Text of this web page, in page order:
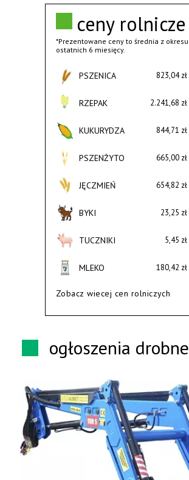
ceny rolnicze
*Prezentowane ceny to średnia z okresu
ostatnich 6 miesięcy.
PSZENICA 823,04 zł
RZEPAK 2.241,68 zł
KUKURYDZA 844,71 zł
PSZENŻYTO 665,00 zł
JĘCZMIEŃ 654,82 zł
BYKI 23,25 zł
TUCZNIKI 5,45 zł
MLEKO 180,42 zł
Zobacz wiecej cen rolniczych
ogłoszenia drobne